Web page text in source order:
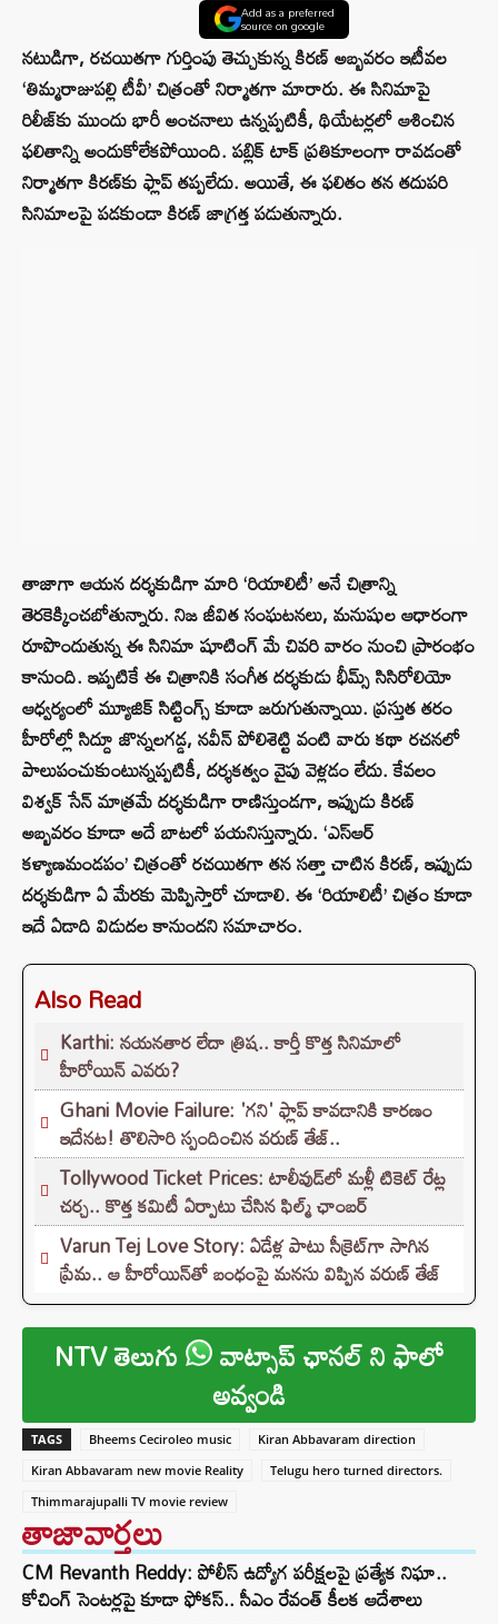
Add as a preferred
source on google
నటుడిగా, రచయితగా గుర్తింపు తెచ్చుకున్న కిరణ్ అబ్బవరం ఇటీవల
‘తిమ్మరాజుపల్లి టీవీ’ చిత్రంతో నిర్మాతగా మారారు. ఈ సినిమాపై
రిలీజ్‌కు ముందు భారీ అంచనాలు ఉన్నప్పటికీ, థియేటర్లలో ఆశించిన
ఫలితాన్ని అందుకోలేకపోయింది. పబ్లిక్ టాక్ ప్రతికూలంగా రావడంతో
నిర్మాతగా కిరణ్‌కు ఫ్లాప్ తప్పలేదు. అయితే, ఈ ఫలితం తన తదుపరి
సినిమాలపై పడకుండా కిరణ్ జాగ్రత్త పడుతున్నారు.
తాజాగా ఆయన దర్శకుడిగా మారి ‘రియాలిటీ’ అనే చిత్రాన్ని
తెరకెక్కించబోతున్నారు. నిజ జీవిత సంఘటనలు, మనుషుల ఆధారంగా
రూపొందుతున్న ఈ సినిమా షూటింగ్ మే చివరి వారం నుంచి ప్రారంభం
కానుంది. ఇప్పటికే ఈ చిత్రానికి సంగీత దర్శకుడు భీమ్స్ సిసిరోలియో
ఆధ్వర్యంలో మ్యూజిక్ సిట్టింగ్స్ కూడా జరుగుతున్నాయి. ప్రస్తుత తరం
హీరోల్లో సిద్దూ జొన్నలగడ్డ, నవీన్ పోలిశెట్టి వంటి వారు కథా రచనలో
పాలుపంచుకుంటున్నప్పటికీ, దర్శకత్వం వైపు వెళ్లడం లేదు. కేవలం
విశ్వక్ సేన్ మాత్రమే దర్శకుడిగా రాణిస్తుండగా, ఇప్పుడు కిరణ్
అబ్బవరం కూడా అదే బాటలో పయనిస్తున్నారు. ‘ఎస్ఆర్
కళ్యాణమండపం’ చిత్రంతో రచయితగా తన సత్తా చాటిన కిరణ్, ఇప్పుడు
దర్శకుడిగా ఏ మేరకు మెప్పిస్తారో చూడాలి. ఈ ‘రియాలిటీ’ చిత్రం కూడా
ఇదే ఏడాది విడుదల కానుందని సమాచారం.
Also Read
Karthi: నయనతార లేదా త్రిష.. కార్తీ కొత్త సినిమాలో
హీరోయిన్ ఎవరు?
Ghani Movie Failure: 'గని' ఫ్లాప్‌ కావడానికి కారణం
ఇదేనట! తొలిసారి స్పందించిన వరుణ్ తేజ్..
Tollywood Ticket Prices: టాలీవుడ్‌లో మళ్లీ టికెట్‌ రేట్ల
చర్చ.. కొత్త కమిటీ ఏర్పాటు చేసిన ఫిల్మ్‌ ఛాంబర్‌
Varun Tej Love Story: ఏడేళ్ల పాటు సీక్రెట్‌గా సాగిన
ప్రేమ.. ఆ హీరోయిన్‌తో బంధంపై మనసు విప్పిన వరుణ్ తేజ్
NTV తెలుగు వాట్సాప్ ఛానల్ ని ఫాలో
అవ్వండి
TAGS Bheems Ceciroleo music
Kiran Abbavaram direction
Kiran Abbavaram new movie Reality
Telugu hero turned directors.
Thimmarajupalli TV movie review
తాజావార్తలు
CM Revanth Reddy: పోలీస్ ఉద్యోగ పరీక్షలపై ప్రత్యేక నిఘా..
కోచింగ్ సెంటర్లపై కూడా ఫోకస్.. సీఎం రేవంత్ కీలక ఆదేశాలు